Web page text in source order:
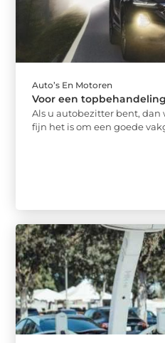
Auto’s En Motoren
Voor een
Als u autobezitter bent,
fijn het is om een goede